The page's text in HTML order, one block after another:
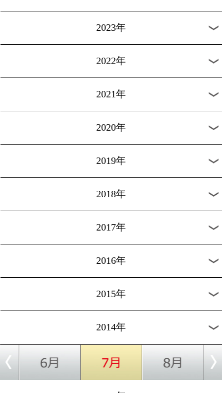
過去のランキング
2026年
2025年
2024年
2023年
2022年
2021年
2020年
2019年